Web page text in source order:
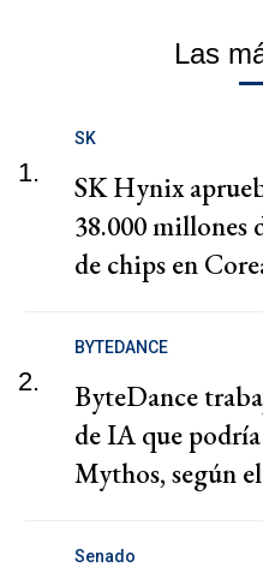
Las
1.
SK
SK Hynix
38.000 millones
de chips en
2.
BYTEDANCE
ByteDance
de IA que
Mythos, según
Senado